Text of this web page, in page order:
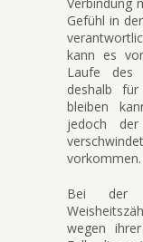
Gefühl in
kann es
Laufe des
deshalb
bleiben
jedoch
vorkommen.
Bei der
wegen